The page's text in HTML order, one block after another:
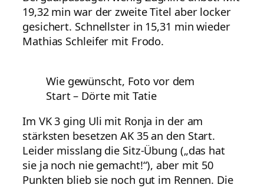
19,32 min war der zweite Titel aber locker
gesichert. Schnellster in 15,31 min wieder
Mathias Schleifer mit Frodo.
Wie gewünscht, Foto vor dem
Start – Dörte mit Tatie
Im VK 3 ging Uli mit Ronja in der am
stärksten besetzen AK 35 an den Start.
Leider misslang die Sitz-Übung („das hat
sie ja noch nie gemacht!“), aber mit 50
Punkten blieb sie noch gut im Rennen. Die